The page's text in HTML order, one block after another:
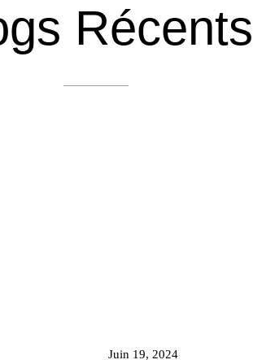
Récents
Juin 19, 2024